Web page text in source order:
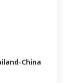
China